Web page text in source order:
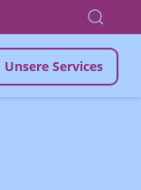
Unsere Services